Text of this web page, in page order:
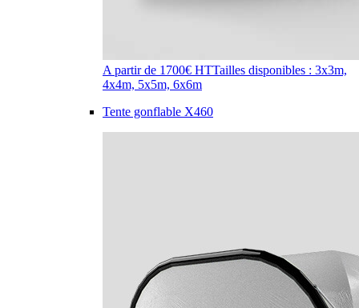
A partir de 1700€ HTTailles disponibles : 3x3m,
4x4m, 5x5m, 6x6m
Tente gonflable X460